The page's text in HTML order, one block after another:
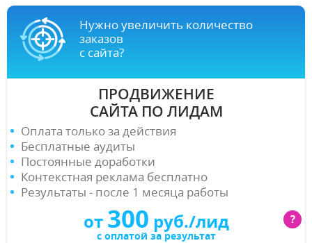
Нужно увеличить количество
заказов
с сайта?
ПРОДВИЖЕНИЕ
САЙТА ПО ЛИДАМ
Оплата только за действия
Бесплатные аудиты
Постоянные доработки
Контекстная реклама бесплатно
Результаты - после 1 месяца работы
от 300 руб./лид ?
с оплатой за результат